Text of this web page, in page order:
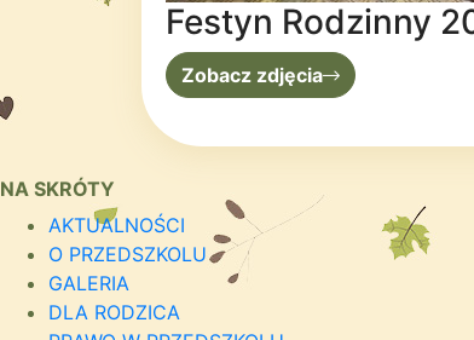
Festyn Rodzinny
Zobacz zdjęcia
NA SKRÓTY
AKTUALNOŚCI
O PRZEDSZKOLU
GALERIA
DLA RODZICA